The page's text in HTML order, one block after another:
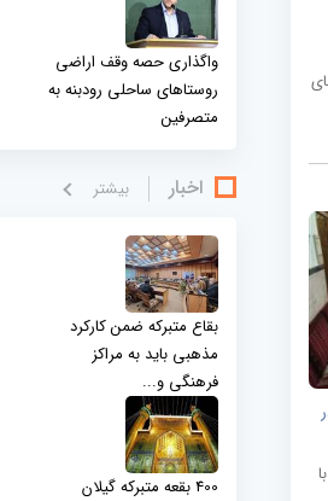
واگذاری حصه وقف اراضی
روستاهای ساحلی رودبنه به
متصرفین
اخبار بيشتر
بقاع متبرکه ضمن کارکرد
مذهبی باید به مراکز
فرهنگی و...
400 بقعه متبرکه گیلان